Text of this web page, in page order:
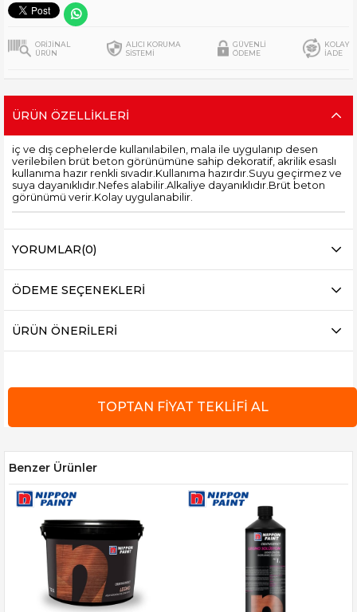
ORİJİNAL
ÜRÜN
ALICI KORUMA
SİSTEMİ
GÜVENLİ
ÖDEME
KOLAY
İADE
ÜRÜN ÖZELLIKLERI
iç ve dış cephelerde kullanılabilen, mala ile uygulanıp desen
verilebilen brüt beton görünümüne sahip dekoratif, akrilik esaslı
kullanıma hazır renkli sıvadır.Kullanıma hazırdır.Suyu geçirmez ve
suya dayanıklıdır.Nefes alabilir.Alkaliye dayanıklıdır.Brüt beton
görünümü verir.Kolay uygulanabilir.
YORUMLAR(0)
ÖDEME SEÇENEKLERI
ÜRÜN ÖNERILERI
Benzer Ürünler